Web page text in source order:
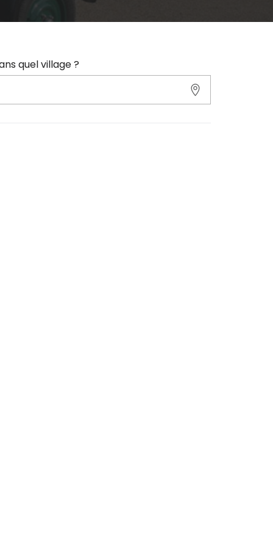
quel village ?